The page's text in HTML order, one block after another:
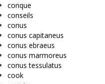
conque
conseils
conus
conus capitaneus
conus ebraeus
conus marmoreus
conus tessulatus
cook